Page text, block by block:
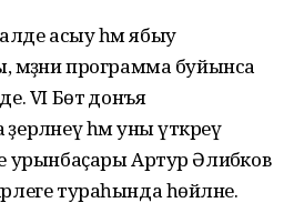
асыу һәм ябыу
программа буйынса
VI Бөтә донъя
һәм уны үткәреү
урынбаҫары Артур Әлибәков
тураһында һөйләне.